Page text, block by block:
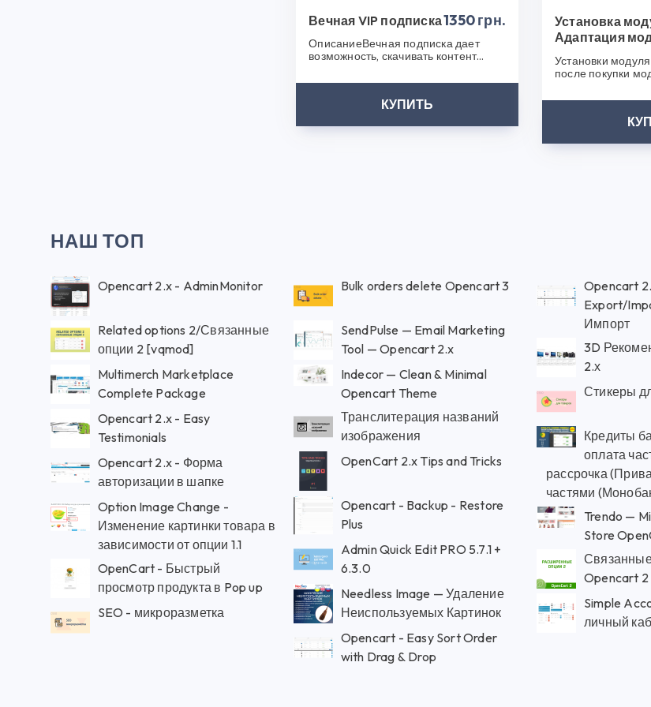
Вечная VIP подписка1350 грн.
ОписаниеВечная подписка дает
возможность, скачивать контент
появиться н..
КУПИТЬ
Установка
Адаптация
Установки
после покупки
НАШ ТОП
Opencart 2.x - AdminMonitor
Related options 2/Связанные
опции 2 [vqmod]
Multimerch Marketplace
Complete Package
Opencart 2.x - Easy
Testimonials
Opencart 2.x - Форма
авторизации в шапке
Option Image Change -
Изменение картинки товара в
зависимости от опции 1.1
OpenCart - Быстрый
просмотр продукта в Pop up
SEO - микроразметка
Bulk orders delete Opencart 3
SendPulse — Email Marketing
Tool — Opencart 2.x
Indecor — Clean & Minimal
Opencart Theme
Транслитерация названий
изображения
OpenCart 2.x Tips and Tricks
Opencart - Backup - Restore
Plus
Admin Quick Edit PRO 5.7.1 +
6.3.0
Needless Image — Удаление
Неиспользуемых Картинок
Opencart - Easy Sort Order
with Drag & Drop
Opencart
Export/
Импорт
3D
2.х
Стикеры
Кредиты
оплата
рассрочка
частями
Trendo —
Store
Opencart 2
Simple
личный